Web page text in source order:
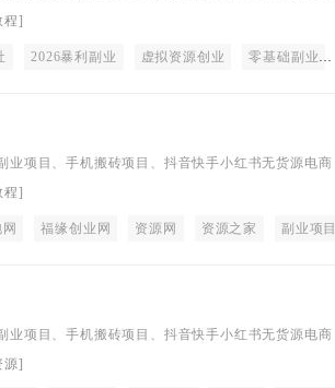
实操教程、及赚钱项目资源共享。高收益网上赚钱项
！我们拒绝割韭菜，只分享真机实操、自带流量的虚
入布丁网赚社，与同行共享硬核搞钱信息差，轻松
程]
2026暴利副业 虚拟资源创业 零基础副业
业项目、手机搬砖项目、抖音快手小红书无货源电商
码、技术教程、无人直播等等网络资源分享，是全网
程]
福缘创业网 资源网 资源之家 副业项目
业项目、手机搬砖项目、抖音快手小红书无货源电商
码、技术教程、无人直播等等网络资源分享，是全网
源]